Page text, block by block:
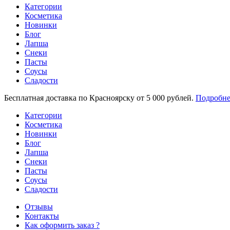
Категории
Косметика
Новинки
Блог
Лапша
Снеки
Пасты
Соусы
Сладости
Бесплатная доставка по Красноярску от 5 000 рублей.
Категории
Косметика
Новинки
Блог
Лапша
Снеки
Пасты
Соусы
Сладости
Отзывы
Контакты
Как оформить заказ ?